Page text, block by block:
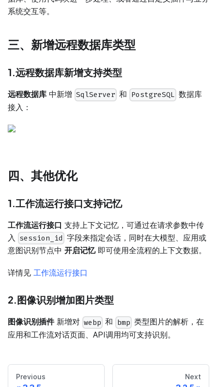
系统交互等。
三、新增远程数据库类型
1.远程数据库新增支持类型
远程数据库 中新增 SqlServer 和 PostgreSQL 数据库
接入：
四、其他优化
1.工作流运行接口支持记忆
工作流运行接口 支持上下文记忆，可通过在请求参数中传
入 session_id 字段来指定会话，同时在大模型、应用或
意图识别节点中 开启记忆即可使用全流程的上下文数据。
详情见 工作流运行接口
2.图像识别增加图片类型
图像识别插件新增对 webp 和 bmp 类型图片的解析，在
应用和工作流对话页面、API调用均可支持识别。
Previous Next